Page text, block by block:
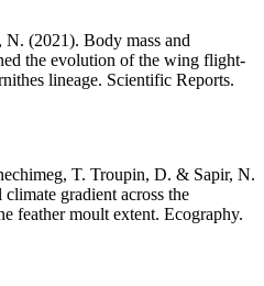
(2021). Body mass and
the evolution of the wing flight-
lineage. Scientific Reports.
T. Troupin, D. & Sapir, N.
gradient across the
feather moult extent. Ecography.